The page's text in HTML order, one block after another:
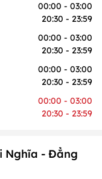
00:00 - 03:00
20:30 - 23:59
00:00 - 03:00
20:30 - 23:59
00:00 - 03:00
20:30 - 23:59
00:00 - 03:00
20:30 - 23:59
Nghĩa - Đẳng